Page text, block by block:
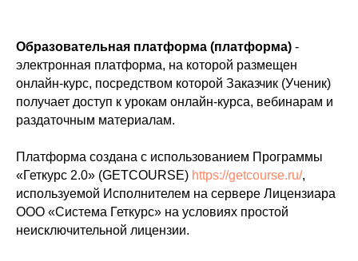
Образовательная платформа (платформа) -
электронная платформа, на которой размещен
онлайн-курс, посредством которой Заказчик (Ученик)
получает доступ к урокам онлайн-курса, вебинарам и
раздаточным материалам.
Платформа создана с использованием Программы
«Геткурс 2.0» (GETCOURSE) https://getcourse.ru/,
используемой Исполнителем на сервере Лицензиара
ООО «Система Геткурс» на условиях простой
неисключительной лицензии.